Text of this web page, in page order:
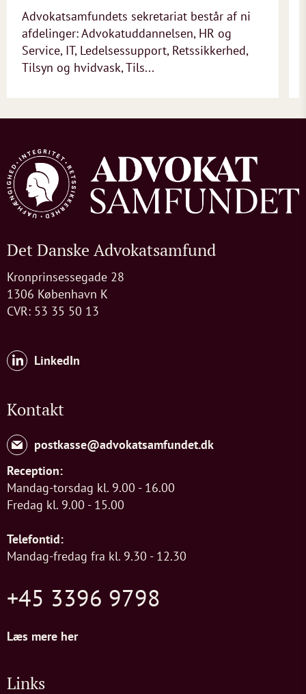
Advokatsamfundets sekretariat består af ni
afdelinger: Advokatuddannelsen, HR og
Service, IT, Ledelsessupport, Retssikkerhed,
Tilsyn og hvidvask, Tils...
Det Danske Advokatsamfund
Kronprinsessegade 28
1306 København K
CVR: 53 35 50 13
LinkedIn
Kontakt
postkasse@advokatsamfundet.dk
Reception:
Mandag-torsdag kl. 9.00 - 16.00
Fredag kl. 9.00 - 15.00
Telefontid:
Mandag-fredag fra kl. 9.30 - 12.30
+45 3396 9798
Læs mere her
Links